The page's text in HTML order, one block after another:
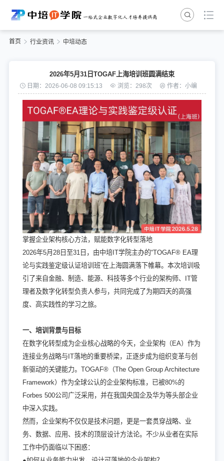
首页 行业资讯 中培动态
2026年5月31日TOGAF上海培训班圆满结束
日期：2026-06-08 09:15:13 浏览：298次 作者：小编
掌握企业架构核心方法，赋能数字化转型落地
2026年5月28日至31日，由中培IT学院主办的“TOGAF® EA理
论与实践鉴定级认证培训班”在上海圆满落下帷幕。本次培训吸
引了来自金融、制造、能源、科技等多个行业的架构师、IT管
理者及数字化转型负责人参与，共同完成了为期四天的高强
度、高实践性的学习之旅。
一、培训背景与目标
在数字化转型成为企业核心战略的今天，企业架构（EA）作为
连接业务战略与IT落地的重要桥梁，正逐步成为组织变革与创
新驱动的关键能力。TOGAF®（The Open Group Architecture
Framework）作为全球公认的企业架构标准，已被80%的
Forbes 500公司广泛采用，并在我国央国企及华为等头部企业
中深入实践。
然而，企业架构不仅仅是技术问题，更是一套贯穿战略、业
务、数据、应用、技术的顶层设计方法论。不少从业者在实际
工作中仍面临以下困惑：